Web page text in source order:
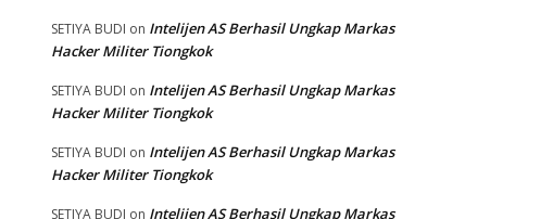
SETIYA BUDI on Intelijen AS Berhasil Ungkap Markas
Hacker Militer Tiongkok
SETIYA BUDI on Intelijen AS Berhasil Ungkap Markas
Hacker Militer Tiongkok
SETIYA BUDI on Intelijen AS Berhasil Ungkap Markas
Hacker Militer Tiongkok
SETIYA BUDI on Intelijen AS Berhasil Ungkap Markas